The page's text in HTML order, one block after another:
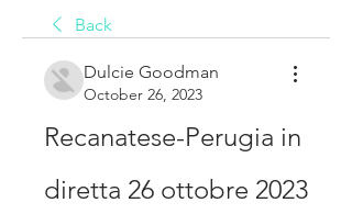
Back
Dulcie Goodman
October 26, 2023
Recanatese-Perugia in
diretta 26 ottobre 2023